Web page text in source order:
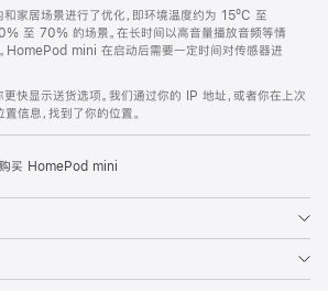
家居场景进行了优化，即环境温度约为 15ºC 至
至 70% 的场景。在长时间以高音量播放音频等情
HomePod mini 在启动后需要一定时间对传感器进
快显示送货选项。我们通过你的 IP 地址，或者你在上次
信息，找到了你的位置。
购买 HomePod mini